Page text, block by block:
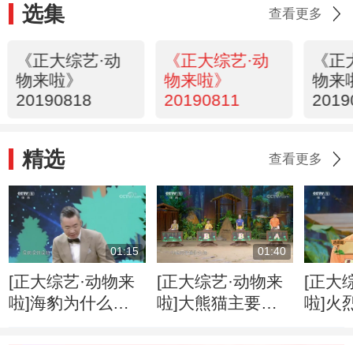
选集 查看更多
《正大综艺·动
物来啦》
20190818
《正大综艺·动
物来啦》
20190811
《
物来
精选 查看更多
01:15
[正大综艺·动物来
啦]海豹为什么拍
01:40
[正大综艺·动物来
啦]大熊猫主要靠
[正大
啦]火